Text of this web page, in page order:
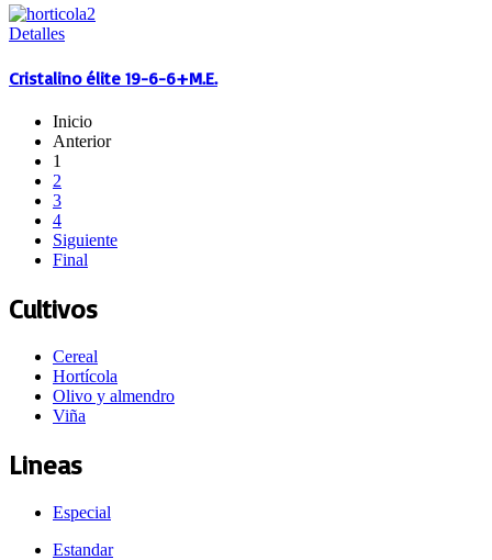
Detalles
Cristalino élite 19-6-6+M.E.
Inicio
Anterior
1
2
3
4
Siguiente
Final
Cultivos
Cereal
Hortícola
Olivo y almendro
Viña
Lineas
Especial
Estandar